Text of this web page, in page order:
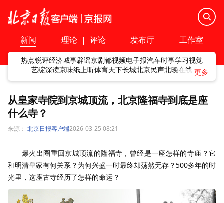
新闻 理论 | 评论 发布厅 工作室
热点锐评经济城事辟谣京剧都视频电子报汽车时事学习视觉
艺绽深读京味纸上听体育天下长城北京民声北晚在线
从皇家寺院到京城顶流，北京隆福寺到底是座
什么寺？
来源： 北京日报客户端2026-03-25 08:21
爆火出圈重回京城顶流的隆福寺，曾经是一座怎样的寺庙？它
和明清皇家有何关系？为何兴盛一时最终却荡然无存？500多年的时
光里，这座古寺经历了怎样的命运？